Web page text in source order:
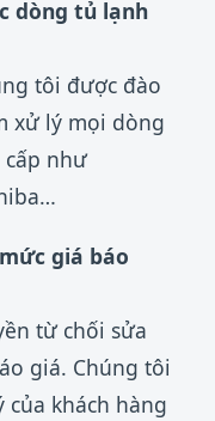
dòng tủ lạnh
tôi được đào
xử lý mọi dòng
như
giá báo
từ chối sửa
giá. Chúng tôi
khách hàng